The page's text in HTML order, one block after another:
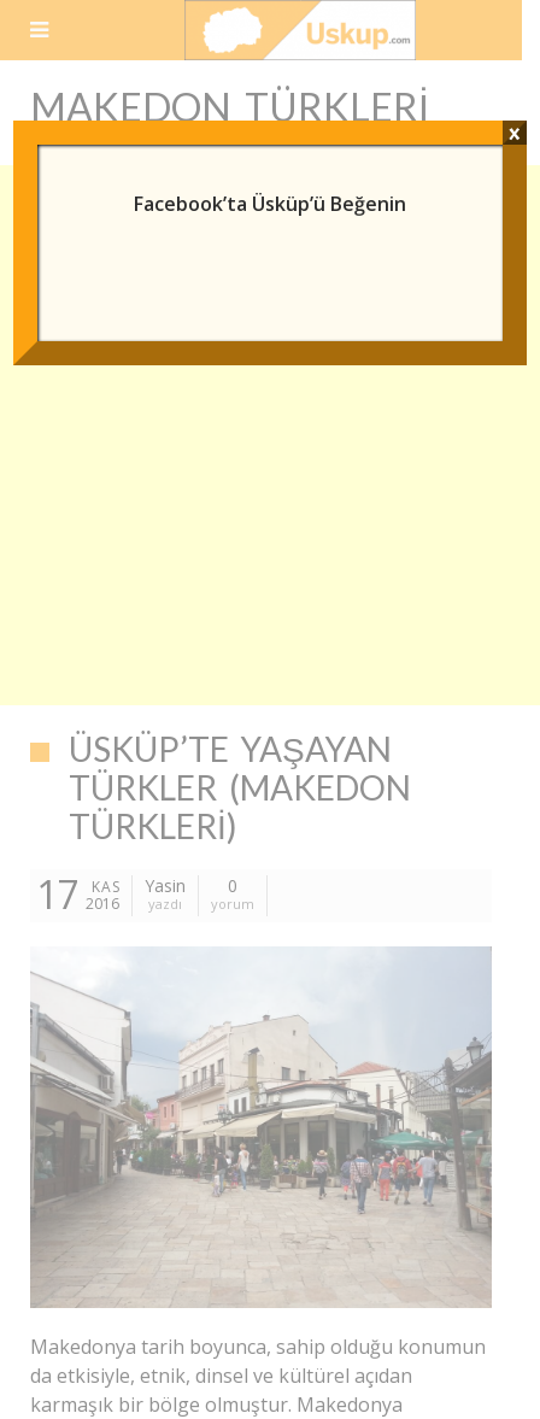
MAKEDON TÜRKLERI
ÜSKÜP’TE YAŞAYAN
TÜRKLER (MAKEDON
TÜRKLERI)
17
KAS
2016
Yasin
yazdı
0
yorum
Makedonya tarih boyunca, sahip olduğu konumun
da etkisiyle, etnik, dinsel ve kültürel açıdan
karmaşık bir bölge olmuştur. Makedonya
Facebook’ta Üsküp’ü Beğenin
x